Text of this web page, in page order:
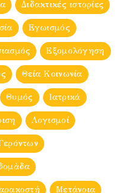
Διδακτικές ιστορίες
Εγωισμός
Εξομολόγηση
Θεία Κοινωνία
Θυμός Ιατρικά
Λογισμοί
Μετάνοια